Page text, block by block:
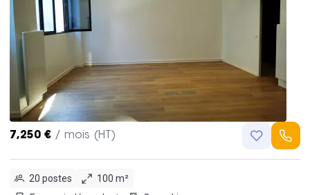
7,250 € / mois (HT)
20 postes
100 m²